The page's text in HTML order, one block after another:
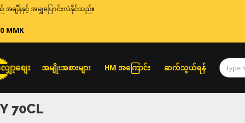
င့် အမျှပြောင်းလဲနိုင်သည်။
MMK
ာ့စျေး အမျိုးအစားများ HM အကြောင်း ဆက်သွယ်ရန်
70CL